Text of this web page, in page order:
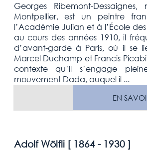
Georges Ribemont-
Montpellier, est un peintre
l’Académie Julian et à l’École des
au cours des années 1910, il
d’avant-garde à Paris, où il se
Marcel Duchamp et Francis
contexte qu’il s’engage
mouvement Dada, auquel il ...
EN
Adolf Wölfli [ 1864 - 1930]